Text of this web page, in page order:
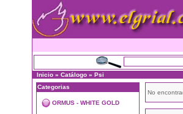
Inicio » Catálogo » Psi
Categorias
ORMUS - WHITE GOLD
No